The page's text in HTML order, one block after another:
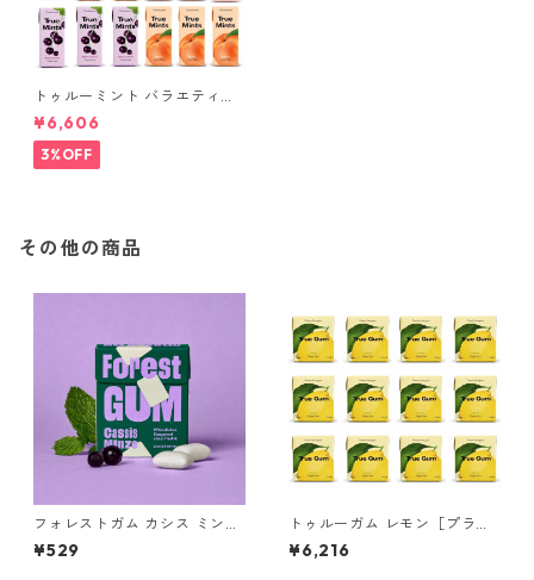
トゥルーミント バラエティー
パック 5種類, 各3個（計15
個）(13g×15個)
¥6,606
3%OFF
その他の商品
フォレストガム カシス ミント
［プラスチックフリー＆プラ
ントベース チューインガム］
¥529
トゥルーガム レモン［プラス
チックフリー＆プラントベー
ス チューインガム］ 12個
¥6,216